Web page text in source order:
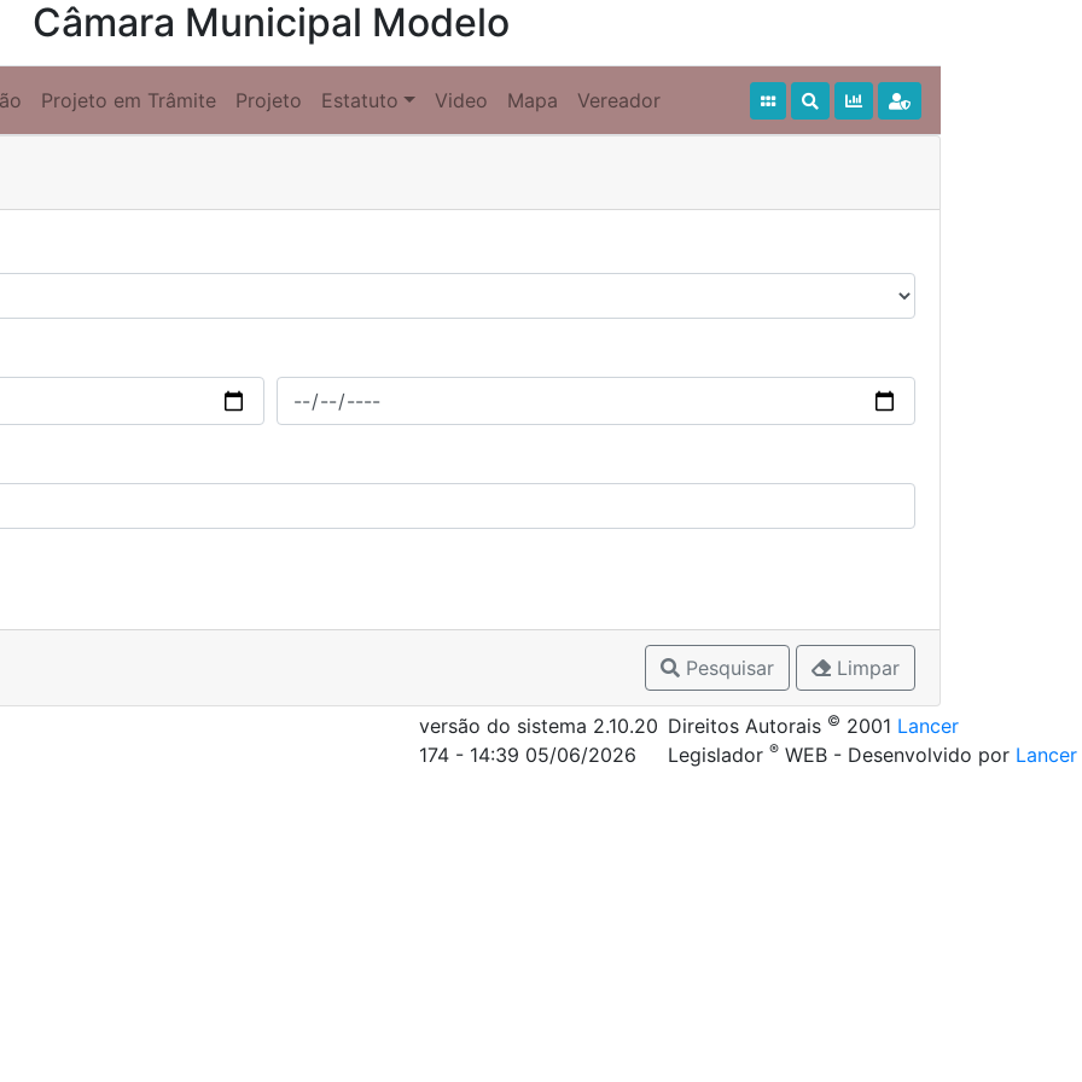
Câmara Municipal Modelo
Projeto em Trâmite Projeto Estatuto Video Mapa Vereador
Pesquisar Limpar
Direitos Autorais © 2001 Lancer
Legislador ® WEB - Desenvolvido por Lancer
versão do sistema 2.10.20
174 - 14:39 05/06/2026